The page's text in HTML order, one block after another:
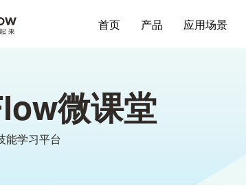
首页 产品 应用场景
微课堂
能学习平台